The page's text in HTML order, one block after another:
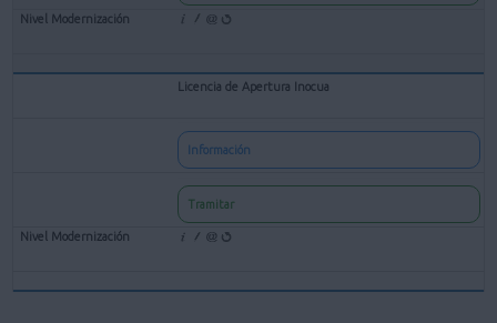
Licencia de Apertura Inocua
Información
Tramitar